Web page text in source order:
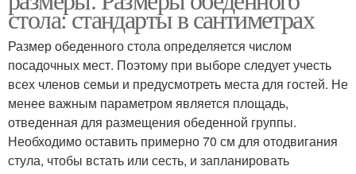
стола: стандарты в сантиметрах
Размер обеденного стола определяется числом
посадочных мест. Поэтому при выборе следует учесть
всех членов семьи и предусмотреть места для гостей. Не
менее важным параметром является площадь,
отведенная для размещения обеденной группы.
Необходимо оставить примерно 70 см для отодвигания
стула, чтобы встать или сесть, и запланировать